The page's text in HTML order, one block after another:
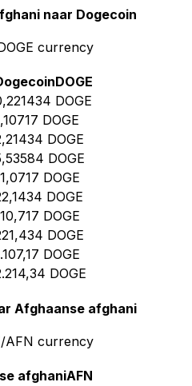
naar Dogecoin
currency
DOGE
DOGE
DOGE
DOGE
DOGE
DOGE
DOGE
DOGE
DOGE
DOGE
DOGE
Afghaanse afghani
AFN currency
afghaniAFN